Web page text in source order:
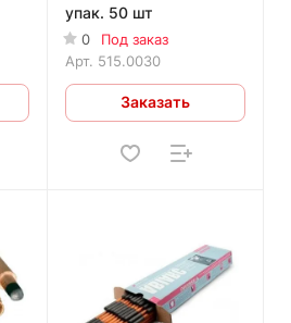
упак. 50 шт
0
Под заказ
Арт. 515.0030
Заказать